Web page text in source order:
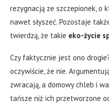
rezygnacją ze szczepionek, o
nawet słyszeć. Pozostaje
twierdzą, że takie eko-życie
Czy faktycznie jest ono
oczywiście, że nie.
zwracają, a domowy chleb i
tańsze niż ich przetworzone